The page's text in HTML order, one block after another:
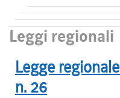
Leggi regionali
Legge regionale
n. 26